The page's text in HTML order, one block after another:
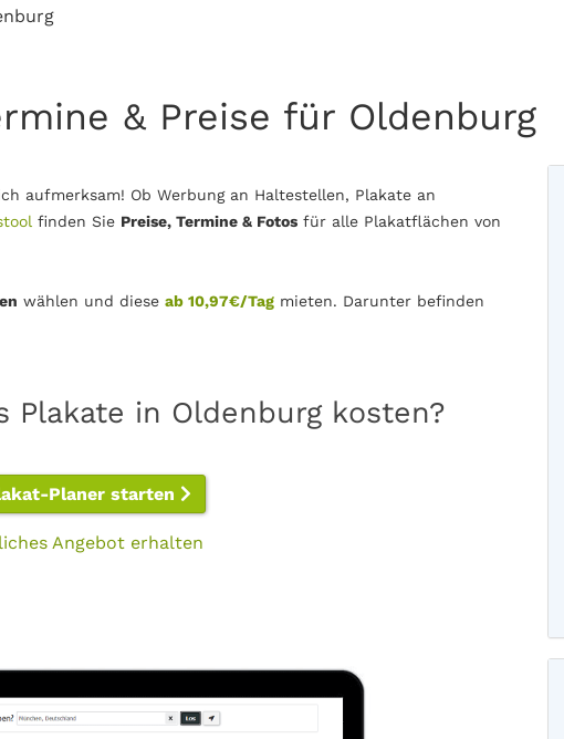
& Preise für Oldenburg
aufmerksam! Ob Werbung an Haltestellen, Plakate an
finden Sie Preise, Termine & Fotos für alle Plakatflächen von
wählen und diese ab 10,97€/Tag mieten. Darunter befinden
Plakate in Oldenburg kosten?
Planer starten
Angebot erhalten